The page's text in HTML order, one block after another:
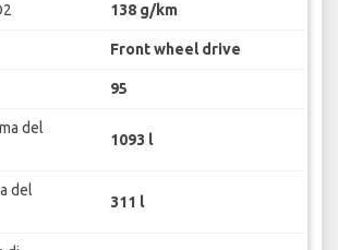
138 g/km
Front wheel drive
95
del
1093 l
del
311 l